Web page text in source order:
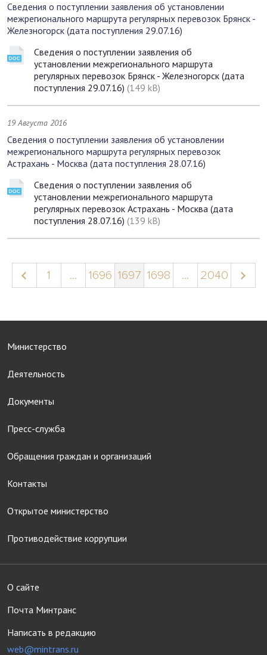
Сведения о поступлении заявления об установлении
межрегионального маршрута регулярных перевозок Брянск -
Железногорск (дата поступления 29.07.16)
Сведения о поступлении заявления об
установлении межрегионального маршрута
регулярных перевозок Брянск - Железногорск (дата
поступления 29.07.16) (149 kB)
19 Августа 2016
Сведения о поступлении заявления об установлении
межрегионального маршрута регулярных перевозок
Астрахань - Москва (дата поступления 28.07.16)
Сведения о поступлении заявления об
установлении межрегионального маршрута
регулярных перевозок Астрахань - Москва (дата
поступления 28.07.16) (139 kB)
1 ... 1696 1697 1698 ... 2040
Министерство
Деятельность
Документы
Пресс-служба
Обращения граждан и организаций
Контакты
Открытое министерство
Противодействие коррупции
О сайте
Почта Минтранс
Написать в редакцию
web@mintrans.ru